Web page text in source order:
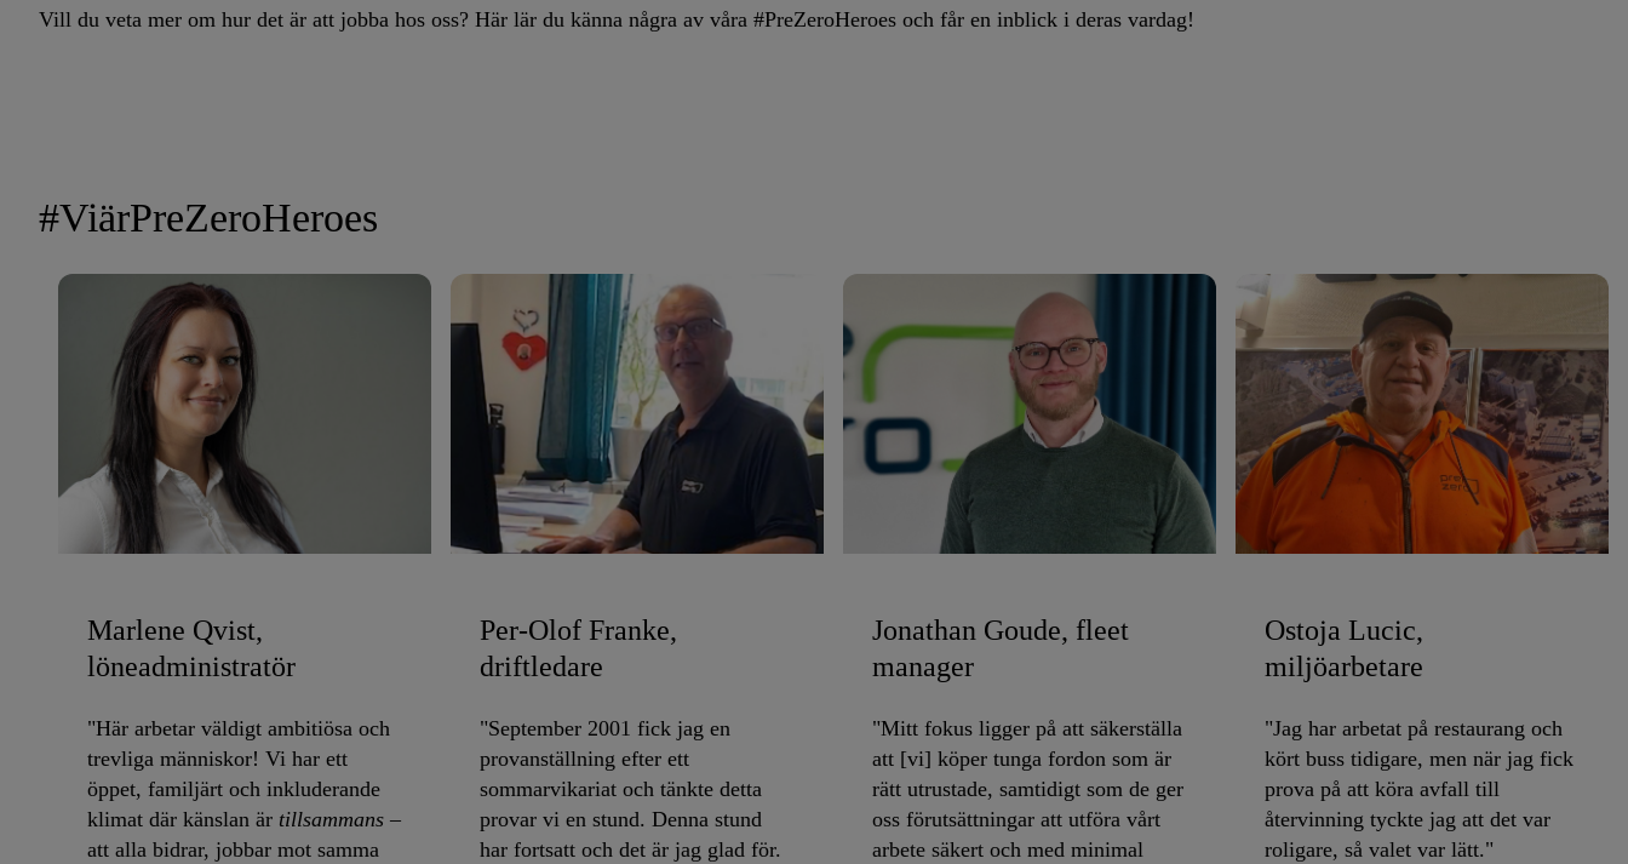
Vill du veta mer om hur det är att jobba hos oss? Här lär du känna några av våra #PreZeroHeroes och får en inblick i deras vardag!
#ViärPreZeroHeroes
Marlene Qvist,
löneadministratör
"Här arbetar väldigt ambitiösa och
trevliga människor! Vi har ett
öppet, familjärt och inkluderande
klimat där känslan är tillsammans –
att alla bidrar, jobbar mot samma
Per-Olof Franke,
driftledare
"September 2001 fick jag en
provanställning efter ett
sommarvikariat och tänkte detta
provar vi en stund. Denna stund
har fortsatt och det är jag glad för.
Jonathan Goude, fleet
manager
"Mitt fokus ligger på att säkerställa
att [vi] köper tunga fordon som är
rätt utrustade, samtidigt som de ger
oss förutsättningar att utföra vårt
arbete säkert och med minimal
Ostoja Lucic,
miljöarbetare
"Jag har arbetat på restaurang och
kört buss tidigare, men när jag fick
prova på att köra avfall till
återvinning tyckte jag att det var
roligare, så valet var lätt."